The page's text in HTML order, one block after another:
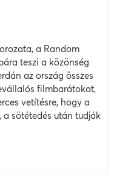
a Random
teszi a közönség
az ország összes
filmbarátokat,
vetítésre, hogy a
sötétedés után tudják